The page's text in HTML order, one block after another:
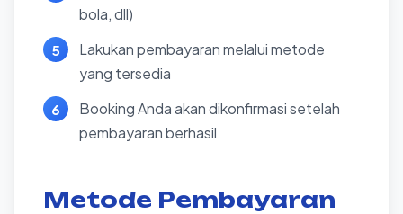
bola, dll)
Lakukan pembayaran melalui metode
yang tersedia
Booking Anda akan dikonfirmasi setelah
pembayaran berhasil
Metode Pembayaran